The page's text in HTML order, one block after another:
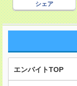
シェア
エンバイトTOP